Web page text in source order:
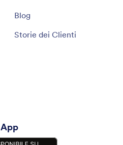
Blog
Storie dei Clienti
App